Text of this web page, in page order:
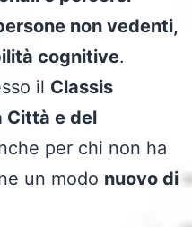
non vedenti,
cognitive.
il Classis
Città e del
per chi non ha
un modo nuovo di